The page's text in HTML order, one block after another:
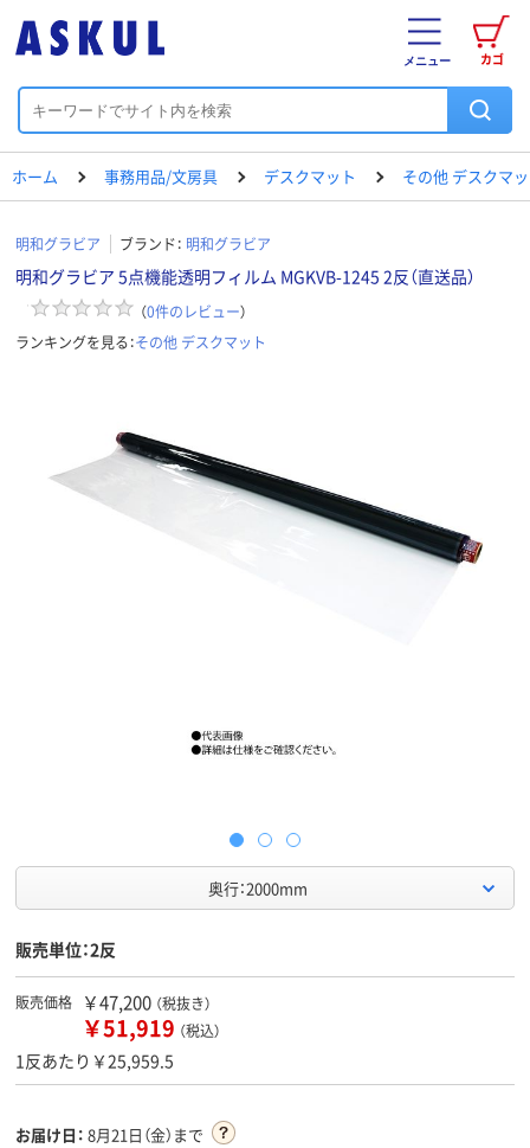
カゴ
メニュー
ホーム 事務用品/文房具 デスクマット その他 デスクマ
明和グラビア ブランド： 明和グラビア
明和グラビア 5点機能透明フィルム MGKVB-1245 2反（直送品）
（0件のレビュー）
ランキングを見る：その他 デスクマット
奥行：2000mm
販売単位：2反
販売価格 ￥47,200 （税抜き）
￥51,919 （税込）
1反あたり￥25,959.5
お届け日： 8月21日（金）まで